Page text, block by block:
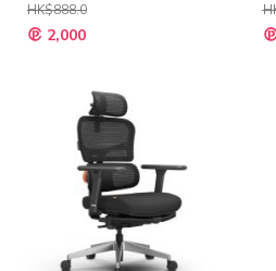
HK$888.0
2,000